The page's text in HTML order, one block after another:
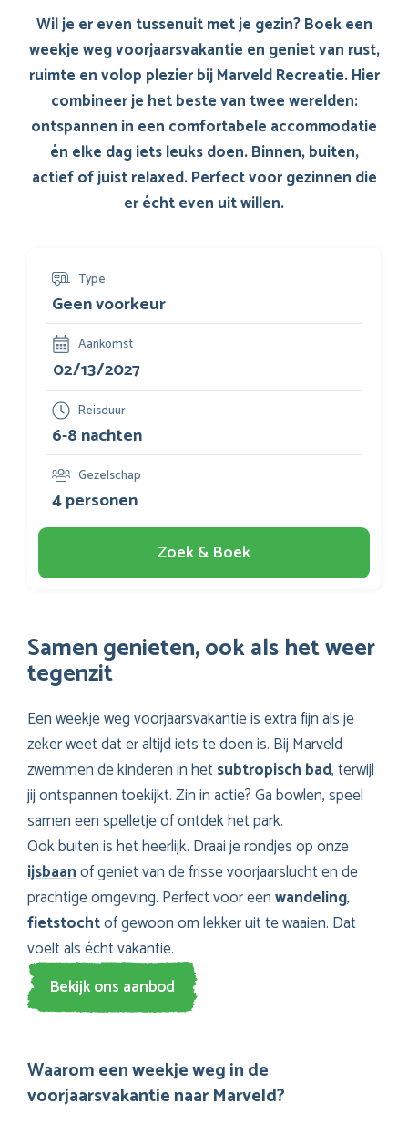
Wil je er even tussenuit met je gezin? Boek een
weekje weg voorjaarsvakantie en geniet van rust,
ruimte en volop plezier bij Marveld Recreatie. Hier
combineer je het beste van twee werelden:
ontspannen in een comfortabele accommodatie
én elke dag iets leuks doen. Binnen, buiten,
actief of juist relaxed. Perfect voor gezinnen die
er écht even uit willen.
Type
Aankomst
Reisduur
Gezelschap
Zoek & Boek
Samen genieten, ook als het weer
tegenzit
Een weekje weg voorjaarsvakantie is extra fijn als je
zeker weet dat er altijd iets te doen is. Bij Marveld
zwemmen de kinderen in hetsubtropisch bad, terwijl
jij ontspannen toekijkt. Zin in actie? Ga bowlen, speel
samen een spelletje of ontdek het park.
Ook buiten is het heerlijk. Draai je rondjes op onze
ijsbaanof geniet van de frisse voorjaarslucht en de
prachtige omgeving. Perfect voor eenwandeling,
fietstochtof gewoon om lekker uit te waaien. Dat
voelt als écht vakantie.
Bekijk ons aanbod
Waarom een weekje weg in de
voorjaarsvakantie naar Marveld?